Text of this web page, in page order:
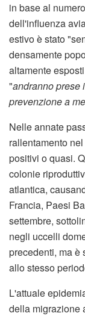
in base al
dell'influenza
estivo è stato
densamente
altamente
"andranno prese
prevenzione a
Nelle annate
rallentamento
positivi o quasi.
colonie
atlantica,
Francia, Paesi
settembre,
negli uccelli
precedenti, ma è
allo stesso
L'attuale
della migrazione